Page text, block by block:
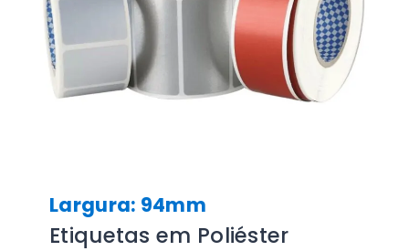
Largura: 94mm
Etiquetas em Poliéster